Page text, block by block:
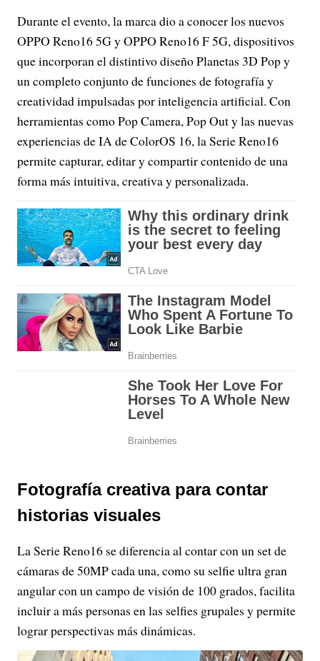
Durante el evento, la marca dio a conocer los nuevos
OPPO Reno16 5G y OPPO Reno16 F 5G, dispositivos
que incorporan el distintivo diseño Planetas 3D Pop y
un completo conjunto de funciones de fotografía y
creatividad impulsadas por inteligencia artificial. Con
herramientas como Pop Camera, Pop Out y las nuevas
experiencias de IA de ColorOS 16, la Serie Reno16
permite capturar, editar y compartir contenido de una
forma más intuitiva, creativa y personalizada.
Fotografía creativa para contar
historias visuales
La Serie Reno16 se diferencia al contar con un set de
cámaras de 50MP cada una, como su selfie ultra gran
angular con un campo de visión de 100 grados, facilita
incluir a más personas en las selfies grupales y permite
lograr perspectivas más dinámicas.